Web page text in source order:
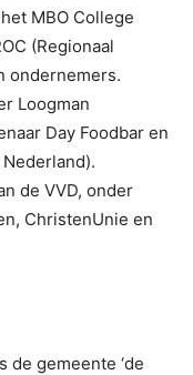
MBO College
(Regionaal
ondernemers.
Loogman
Day Foodbar en
de VVD, onder
ChristenUnie en
de gemeente ‘de